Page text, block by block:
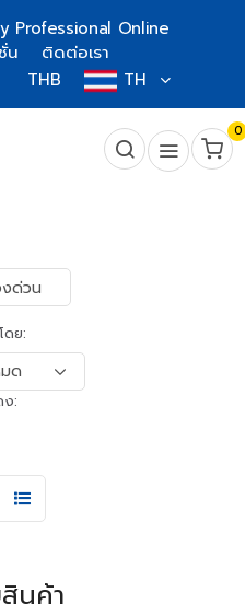
Professional Online
น
ติดต่อเรา
THB TH
0
ด่วน
ดย:
ง:
นค้า